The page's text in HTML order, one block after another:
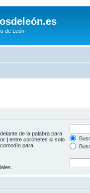
de León
delante de la palabra para
| entre corchetes si solo
para